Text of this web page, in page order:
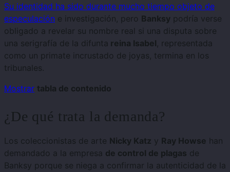
Su identidad ha sido durante mucho tiempo objeto de
especulación e investigación, pero Banksy podría verse
obligado a revelar su nombre real si una disputa sobre
una serigrafía de la difunta reina Isabel , representada
como un primate incrustado de joyas, termina en los
tribunales.
Mostrar tabla de contenido
¿De qué trata la demanda?
Los coleccionistas de arte Nicky Katz y Ray Howse han
demandado a la empresa de control de plagas de
Banksy porque se niega a confirmar la autenticidad de la